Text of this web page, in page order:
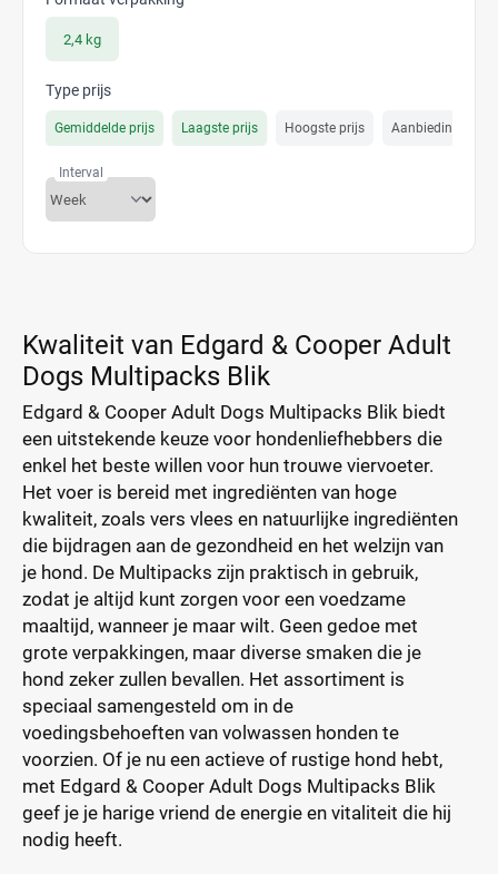
2,4 kg
Type prijs
Gemiddelde prijs Laagste prijs Hoogste prijs Aanbiedings prijs
Interval
Kwaliteit van Edgard & Cooper Adult
Dogs Multipacks Blik
Edgard & Cooper Adult Dogs Multipacks Blik biedt
een uitstekende keuze voor hondenliefhebbers die
enkel het beste willen voor hun trouwe viervoeter.
Het voer is bereid met ingrediënten van hoge
kwaliteit, zoals vers vlees en natuurlijke ingrediënten
die bijdragen aan de gezondheid en het welzijn van
je hond. De Multipacks zijn praktisch in gebruik,
zodat je altijd kunt zorgen voor een voedzame
maaltijd, wanneer je maar wilt. Geen gedoe met
grote verpakkingen, maar diverse smaken die je
hond zeker zullen bevallen. Het assortiment is
speciaal samengesteld om in de
voedingsbehoeften van volwassen honden te
voorzien. Of je nu een actieve of rustige hond hebt,
met Edgard & Cooper Adult Dogs Multipacks Blik
geef je je harige vriend de energie en vitaliteit die hij
nodig heeft.